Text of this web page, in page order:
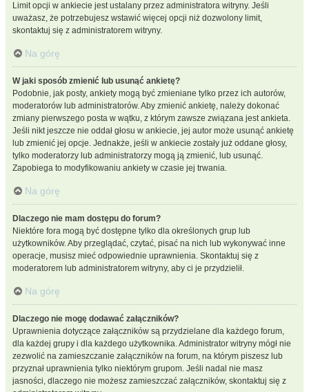
Limit opcji w ankiecie jest ustalany przez administratora witryny. Jeśli
uważasz, że potrzebujesz wstawić więcej opcji niż dozwolony limit,
skontaktuj się z administratorem witryny.
Na górę
W jaki sposób zmienić lub usunąć ankietę?
Podobnie, jak posty, ankiety mogą być zmieniane tylko przez ich autorów,
moderatorów lub administratorów. Aby zmienić ankietę, należy dokonać
zmiany pierwszego posta w wątku, z którym zawsze związana jest ankieta.
Jeśli nikt jeszcze nie oddał głosu w ankiecie, jej autor może usunąć ankietę
lub zmienić jej opcje. Jednakże, jeśli w ankiecie zostały już oddane głosy,
tylko moderatorzy lub administratorzy mogą ją zmienić, lub usunąć.
Zapobiega to modyfikowaniu ankiety w czasie jej trwania.
Na górę
Dlaczego nie mam dostępu do forum?
Niektóre fora mogą być dostępne tylko dla określonych grup lub
użytkowników. Aby przeglądać, czytać, pisać na nich lub wykonywać inne
operacje, musisz mieć odpowiednie uprawnienia. Skontaktuj się z
moderatorem lub administratorem witryny, aby ci je przydzielił.
Na górę
Dlaczego nie mogę dodawać załączników?
Uprawnienia dotyczące załączników są przydzielane dla każdego forum,
dla każdej grupy i dla każdego użytkownika. Administrator witryny mógł nie
zezwolić na zamieszczanie załączników na forum, na którym piszesz lub
przyznał uprawnienia tylko niektórym grupom. Jeśli nadal nie masz
jasności, dlaczego nie możesz zamieszczać załączników, skontaktuj się z